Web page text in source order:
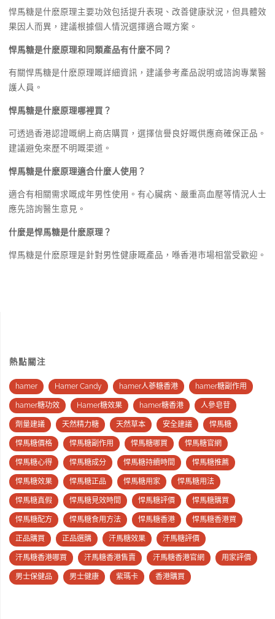
悍馬糖是什麽原理主要功效包括提升表現、改善健康狀況，但具體效
果因人而異，建議根據個人情況選擇適合嘅方案。
悍馬糖是什麽原理和同類產品有什麼不同？
有關悍馬糖是什麽原理嘅詳細資訊，建議參考產品說明或諮詢專業醫
護人員。
悍馬糖是什麽原理哪裡買？
可透過香港認證嘅網上商店購買，選擇信譽良好嘅供應商確保正品。
建議避免來歷不明嘅渠道。
悍馬糖是什麽原理適合什麼人使用？
適合有相關需求嘅成年男性使用。有心臟病、嚴重高血壓等情況人士
應先諮詢醫生意見。
什麼是悍馬糖是什麽原理？
悍馬糖是什麽原理是針對男性健康嘅產品，喺香港市場相當受歡迎。
熱點關注
hamer Hamer Candy hamer人蔘糖香港 hamer糖副作用
hamer糖功效 Hamer糖效果 hamer糖香港 人參皂苷
劑量建議 天然精力糖 天然草本 安全建議 悍馬糖
悍馬糖價格 悍馬糖副作用 悍馬糖哪買 悍馬糖官網
悍馬糖心得 悍馬糖成分 悍馬糖持續時間 悍馬糖推薦
悍馬糖效果 悍馬糖正品 悍馬糖用家 悍馬糖用法
悍馬糖真假 悍馬糖見效時間 悍馬糖評價 悍馬糖購買
悍馬糖配方 悍馬糖食用方法 悍馬糖香港 悍馬糖香港買
正品購買 正品選購 汗馬糖效果 汗馬糖評價
汗馬糖香港哪買 汗馬糖香港售賣 汗馬糖香港官網 用家評價
男士保健品 男士健康 紫瑪卡 香港購買